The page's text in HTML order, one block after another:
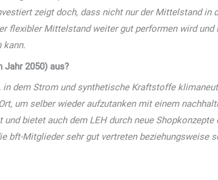
zeigt doch, dass nicht nur der Mittelstand in
flexibler Mittelstand weiter gut performen wird und
kann.
Jahr 2050) aus?
dem Strom und synthetische Kraftstoffe
um selber wieder aufzutanken mit einem
bietet auch dem LEH durch neue
bft-Mitglieder sehr gut vertreten beziehungsweise